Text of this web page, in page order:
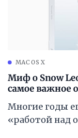
MAC OS X
Миф о Snow
самое важное
Многие годы
«работой над